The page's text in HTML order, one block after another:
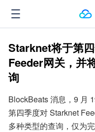
Starknet将于第
Feeder网关，并
询
BlockBeats 消息，9 月
第四季度对 Starknet
多种类型的查询，仅为